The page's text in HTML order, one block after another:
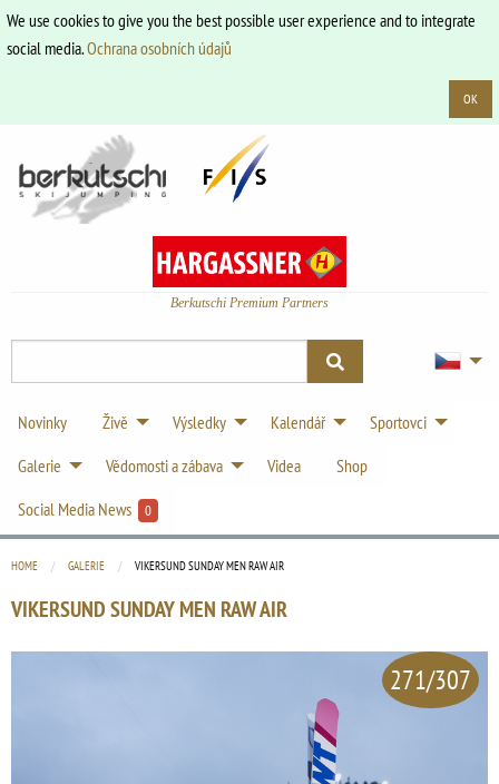
We use cookies to give you the best possible user experience and to integrate
social media.Ochrana osobních údajů
OK
Berkutschi Premium Partners
Novinky Živě Výsledky Kalendář
Sportovci
Galerie
Vědomosti a zábava Videa
Shop
Social Media News
0
HOME GALERIE CURRENT:
VIKERSUND SUNDAY MEN RAW AIR
VIKERSUND SUNDAY MEN RAW AIR
271/307